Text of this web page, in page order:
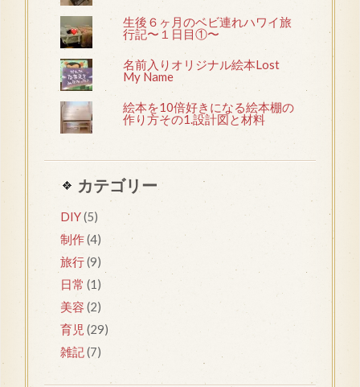
生後６ヶ月のベビ連れハワイ旅
行記〜１日目①〜
名前入りオリジナル絵本Lost
My Name
絵本を10倍好きになる絵本棚の
作り方その1.設計図と材料
カテゴリー
DIY(5)
制作(4)
旅行(9)
日常 (1)
美容 (2)
育児 (29)
雑記(7)